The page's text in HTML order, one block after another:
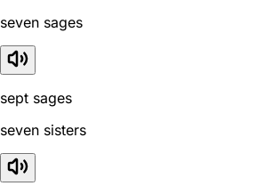
seven sages
sept sages
seven sisters